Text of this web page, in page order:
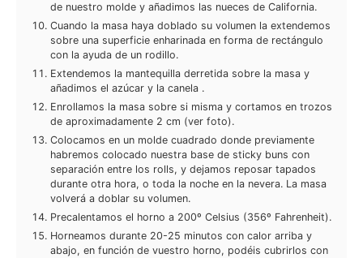
de nuestro molde y añadimos las nueces de California.
Cuando la masa haya doblado su volumen la extendemos
sobre una superficie enharinada en forma de rectángulo
con la ayuda de un rodillo.
Extendemos la mantequilla derretida sobre la masa y
añadimos el azúcar y la canela .
Enrollamos la masa sobre si misma y cortamos en trozos
de aproximadamente 2 cm (ver foto).
Colocamos en un molde cuadrado donde previamente
habremos colocado nuestra base de sticky buns con
separación entre los rolls, y dejamos reposar tapados
durante otra hora, o toda la noche en la nevera. La masa
volverá a doblar su volumen.
Precalentamos el horno a 200º Celsius (356º Fahrenheit).
Horneamos durante 20-25 minutos con calor arriba y
abajo, en función de vuestro horno, podéis cubrirlos con